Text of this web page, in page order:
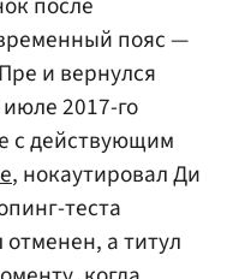
пояс —
и вернулся
2017-го
с действующим
, нокаутировал Ди
теста
а титул